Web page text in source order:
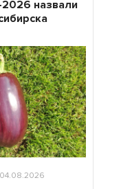
назвали
04.08.2026